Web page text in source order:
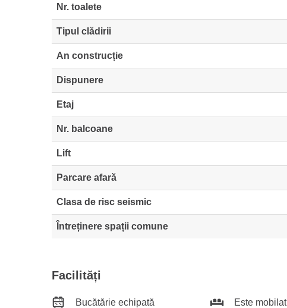
Nr. toalete
Tipul clădirii
An construcție
Dispunere
Etaj
Nr. balcoane
Lift
Parcare afară
Clasa de risc seismic
Întreținere spații comune
Facilități
Bucătărie echipată Este mobilat